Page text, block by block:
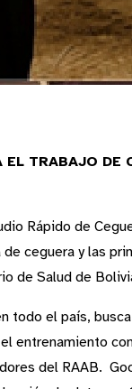
TRABAJO DE
Rápido de
ceguera y las
de Salud de
todo el país,
entrenamiento
del RAAB.